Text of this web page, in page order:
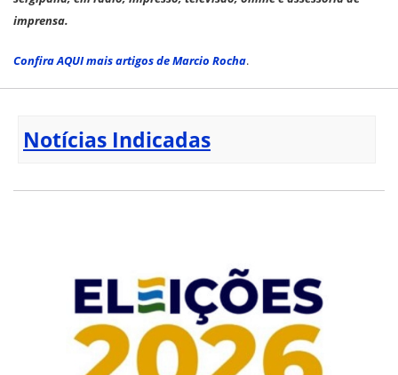
imprensa.
Confira AQUI mais artigos de Marcio Rocha.
Notícias Indicadas